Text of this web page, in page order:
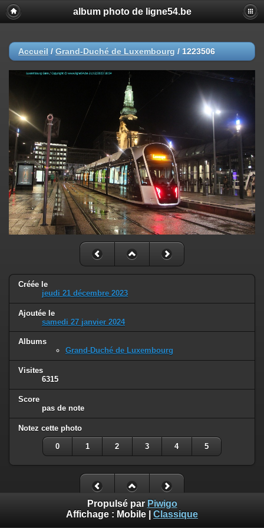
album photo de ligne54.be
Accueil / Grand-Duché de Luxembourg / 1223506
Créée le
jeudi 21 décembre 2023
Ajoutée le
samedi 27 janvier 2024
Albums
Grand-Duché de Luxembourg
Visites
6315
Score
pas de note
Notez cette photo
0 1 2 3 4 5
Propulsé par Piwigo
Affichage : Mobile Classique